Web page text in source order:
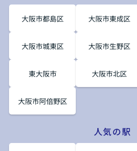
大阪市都島区 大阪市東成区
大阪市城東区 大阪市生野区
東大阪市 大阪市北区
大阪市阿倍野区
人気の駅